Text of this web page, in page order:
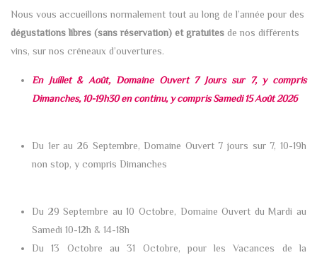
Nous vous accueillons normalement tout au long de l’année pour des
dégustations libres (sans réservation) et gratuites de nos différents
vins, sur nos créneaux d’ouvertures.
En Juillet & Août, Domaine Ouvert 7 Jours sur 7, y compris
Dimanches, 10-19h30 en continu, y compris Samedi 15 Août 2026
Du 1er au 26 Septembre, Domaine Ouvert 7 jours sur 7, 10-19h
non stop, y compris Dimanches
Du 29 Septembre au 10 Octobre, Domaine Ouvert du Mardi au
Samedi 10-12h & 14-18h
Du 13 Octobre au 31 Octobre, pour les Vacances de la